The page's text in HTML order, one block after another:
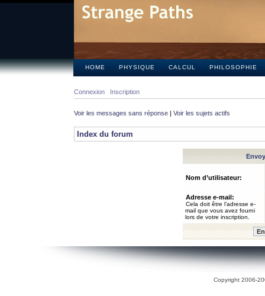
HOME PHYSIQUE CALCUL PHILOSOPHIE
Connexion Inscription
Voir les messages sans réponse | Voir les sujets actifs
Index du forum
Nom d’utilisateur:
Adresse e-mail:
Cela doit être l’adresse e-
mail que vous avez fourni
lors de votre inscription.
Copyright 2006-